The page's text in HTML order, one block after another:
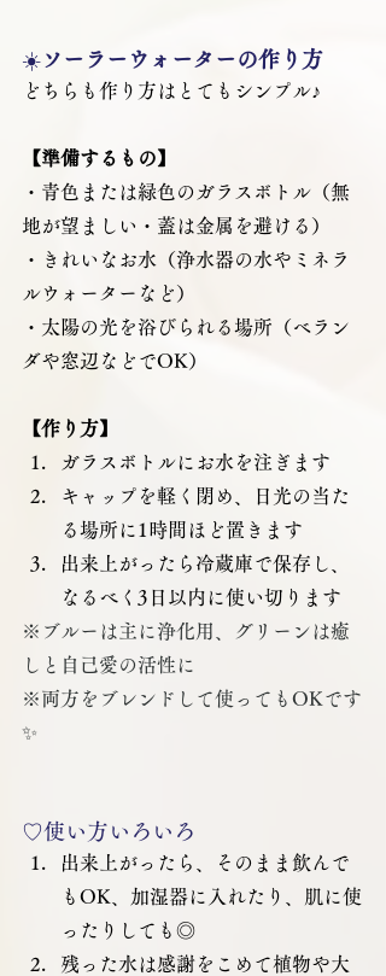
☀️ ソーラーウォーターの作り方
どちらも作り方はとてもシンプル♪
【準備するもの】
・青色または緑色のガラスボトル（無
地が望ましい・蓋は金属を避ける）
・きれいなお水（浄水器の水やミネラ
ルウォーターなど）
・太陽の光を浴びられる場所（ベラン
ダや窓辺などでOK）
【作り方】
ガラスボトルにお水を注ぎます
キャップを軽く閉め、日光の当た
る場所に1時間ほど置きます
出来上がったら冷蔵庫で保存し、
なるべく3日以内に使い切ります
※ブルーは主に浄化用、グリーンは癒
しと自己愛の活性に
※両方をブレンドして使ってもOKです
✨
♡使い方いろいろ
出来上がったら、そのまま飲んで
もOK、加湿器に入れたり、肌に使
ったりしても◎
残った水は感謝をこめて植物や大